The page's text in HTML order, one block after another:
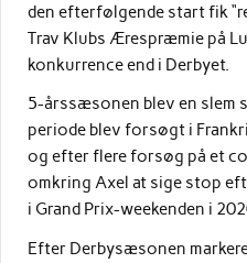
den efterfølgende start fik
Trav Klubs Ærespræmie på
konkurrence end i Derbyet.
5-årssæsonen blev en slem
periode blev forsøgt i
og efter flere forsøg på et
omkring Axel at sige stop
i Grand Prix-weekenden i
Efter Derbysæsonen